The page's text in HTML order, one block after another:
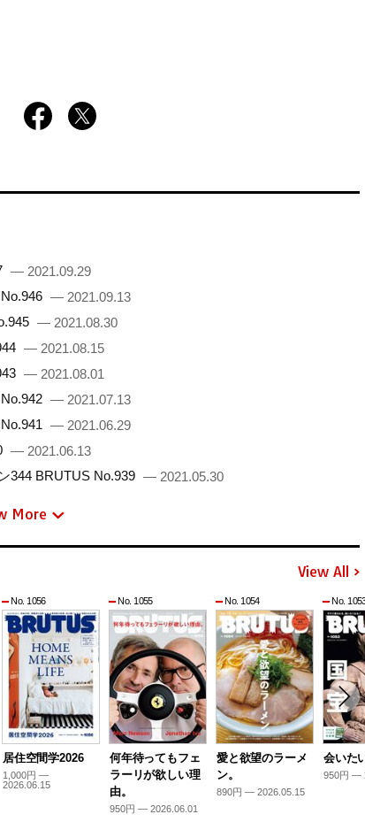
— 2021.09.29
— 2021.09.13
— 2021.08.30
— 2021.08.15
— 2021.08.01
— 2021.07.13
— 2021.06.29
— 2021.06.13
344 BRUTUS No.939 — 2021.05.30
More
View All
No. 1056
居住空間学2026
1,000円 —
2026.06.15
No. 1055
何年待ってもフェ
ラーリが欲しい理
由。
950円 — 2026.06.01
No. 1054
愛と欲望のラーメ
ン。
890円 — 2026.05.15
No.
会いた
950円 —